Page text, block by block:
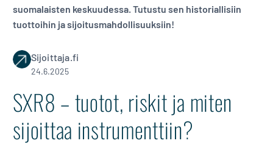
suomalaisten keskuudessa. Tutustu sen historiallisiin
tuottoihin ja sijoitusmahdollisuuksiin!
Sijoittaja.fi
24.6.2025
SXR8 – tuotot, riskit ja miten
sijoittaa instrumenttiin?